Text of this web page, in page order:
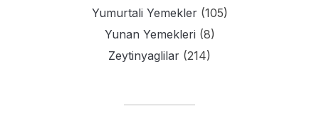
Yumurtali Yemekler(105)
Yunan Yemekleri (8)
Zeytinyaglilar (214)